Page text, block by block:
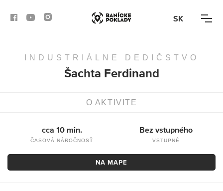
SK
BANSKÁ BYSTRICA
BANSKÁ ŠTIAVNICA
INDUSTRIÁLNE DEDIČSTVO
Šachta Ferdinand
O AKTIVITE
cca 10 min.
ČASOVÁ NÁROČNOSŤ
Bez vstupného
VSTUPNÉ
NA MAPE